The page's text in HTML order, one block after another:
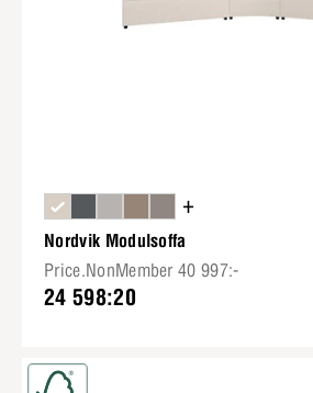
+
Nordvik Modulsoffa
Price.NonMember 40 997:-
24 598:20